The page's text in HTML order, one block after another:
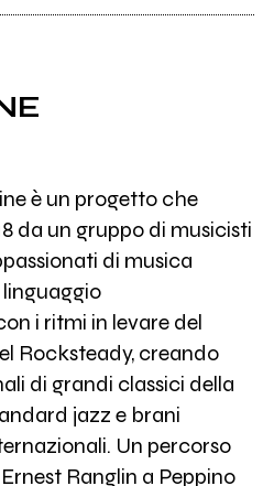
è un progetto che
da un gruppo di musicisti
di musica
i ritmi in levare del
Rocksteady, creando
di grandi classici della
jazz e brani
Un percorso
Ranglin a Peppino